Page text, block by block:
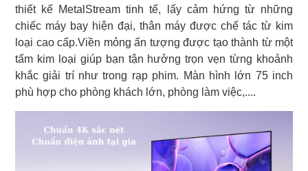
thiết kế MetalStream tinh tế, lấy cảm hứng từ những
chiếc máy bay hiện đại, thân máy được chế tác từ kim
loại cao cấp.Viền mỏng ấn tượng được tạo thành từ một
tấm kim loại giúp bạn tận hưởng trọn vẹn từng khoảnh
khắc giải trí như trong rạp phim. Màn hình lớn 75 inch
phù hợp cho phòng khách lớn, phòng làm việc,....